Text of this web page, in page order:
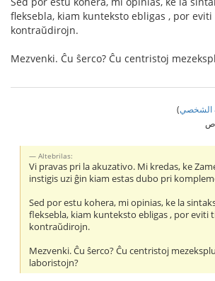
fleksebla, kiam kunteksto ebligas , por
kontraŭdirojn.
Mezvenki. Ĉu ŝerco? Ĉu centristoj
الشخصي)
Altebrilas:
Vi pravas pri la akuzativo. Mi kredas, ke
instigis uzi ĝin kiam estas dubo pri
Sed por estu kohera, mi opinias, ke la
fleksebla, kiam kunteksto ebligas , por eviti
kontraŭdirojn.
Mezvenki. Ĉu ŝerco? Ĉu centristoj
laboristojn?